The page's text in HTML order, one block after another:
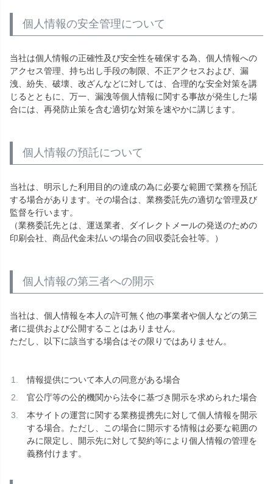
個人情報の安全管理について
当社は個人情報の正確性及び安全性を確保する為、個人情報への
アクセス管理、持ち出し手段の制限、不正アクセスおよび、漏
洩、紛失、破壊、改ざんなどに対しては、合理的な安全対策を講
じるとともに、万一、漏洩等個人情報に関する事故が発生した場
合には、再発防止策を含む適切な対策を速やかに講じます。
個人情報の預託について
当社は、明示した利用目的の達成の為に必要な範囲で業務を預託
する場合があります。その場合は、業務委託先の適切な管理及び
監督を行います。
（業務委託先とは、運送業者、ダイレクトメールの発送のための
印刷会社、商品代金未払いの場合の回収委託会社等。）
個人情報の第三者への開示
当社は、個人情報を本人の許可無く他の事業者や個人などの第三
者に提供および公開することはありません。
ただし、以下に該当する場合はその限りではありません。
情報提供について本人の同意がある場合
官公庁等の公的機関から法令に基づき開示を求められた場合
本サイトの運営に関する業務提携先に対して個人情報を開示
する場合。ただし、この場合に開示する情報は必要な範囲の
みに限定し、開示先に対して契約等により個人情報の管理を
義務付けます。